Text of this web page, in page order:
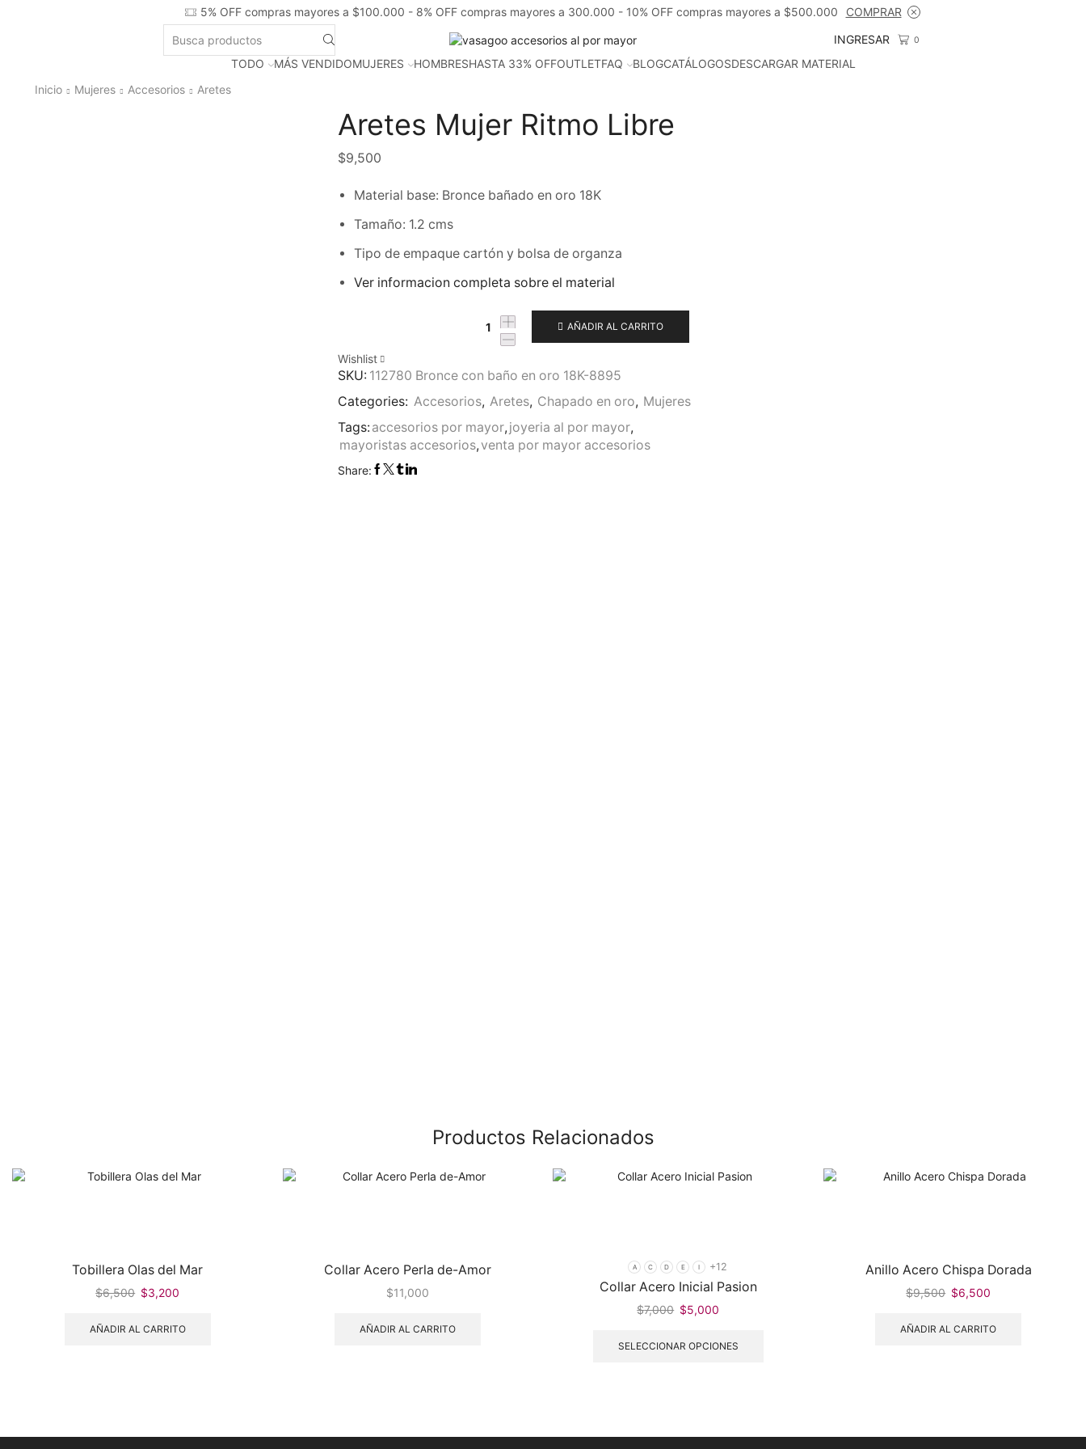
5% OFF compras mayores a $100.000 - 8% OFF compras mayores a 300.000 - 10% OFF compras mayores a $500.000 COMPRAR
INGRESAR 0
TODO MÁS VENDIDOMUJERES HOMBRESHASTA 33% OFFOUTLETFAQ BLOGCATÁLOGOSDESCARGAR MATERIAL
Inicio
Mujeres Accesorios Aretes
Aretes Mujer Ritmo Libre
$9,500
Material base: Bronce bañado en oro 18K
Tamaño: 1.2 cms
Tipo de empaque cartón y bolsa de organza
Ver informacion completa sobre el material
AÑADIR AL CARRITO
Wishlist
SKU: 112780 Bronce con baño en oro 18K-8895
Categories: Accesorios, Aretes, Chapado en oro, Mujeres
Tags: accesorios por mayor, joyeria al por mayor,
mayoristas accesorios,venta por mayor accesorios
Share:
Productos Relacionados
Tobillera Olas del Mar
$6,500 $3,200
AÑADIR AL CARRITO
Collar Acero Perla de-Amor
$11,000
AÑADIR AL CARRITO
A C D E I +12
Collar Acero Inicial Pasion
$7,000 $5,000
SELECCIONAR OPCIONES
Anillo Acero Chispa Dorada
$9,500 $6,500
AÑADIR AL CARRITO